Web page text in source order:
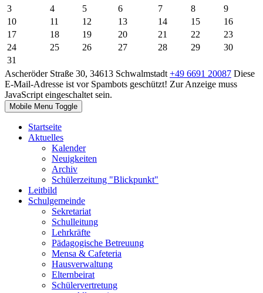
3
4 5 6 7 8
9
10
11 12 13 14 15
16
17
18 19 20 21 22
23
24
25 26 27 28 29
30
31
Ascheröder Straße 30, 34613 Schwalmstadt +49 6691 20087 Diese
E-Mail-Adresse ist vor Spambots geschützt! Zur Anzeige muss
JavaScript eingeschaltet sein.
Mobile Menu Toggle
Startseite
Aktuelles
Kalender
Neuigkeiten
Archiv
Schülerzeitung "Blickpunkt"
Leitbild
Schulgemeinde
Sekretariat
Schulleitung
Lehrkräfte
Pädagogische Betreuung
Mensa & Cafeteria
Hausverwaltung
Elternbeirat
Schülervertretung